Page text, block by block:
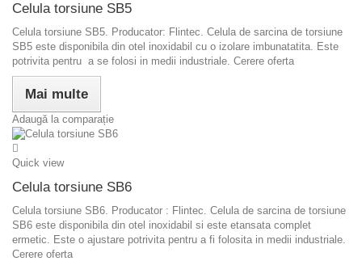
Celula torsiune SB5
Celula torsiune SB5. Producator: Flintec. Celula de sarcina de torsiune
SB5 este disponibila din otel inoxidabil cu o izolare imbunatatita. Este
potrivita pentru a se folosi in medii industriale. Cerere oferta
Mai multe
Adaugă la comparație
Quick view
Celula torsiune SB6
Celula torsiune SB6. Producator : Flintec. Celula de sarcina de torsiune
SB6 este disponibila din otel inoxidabil si este etansata complet
ermetic. Este o ajustare potrivita pentru a fi folosita in medii industriale.
Cerere oferta